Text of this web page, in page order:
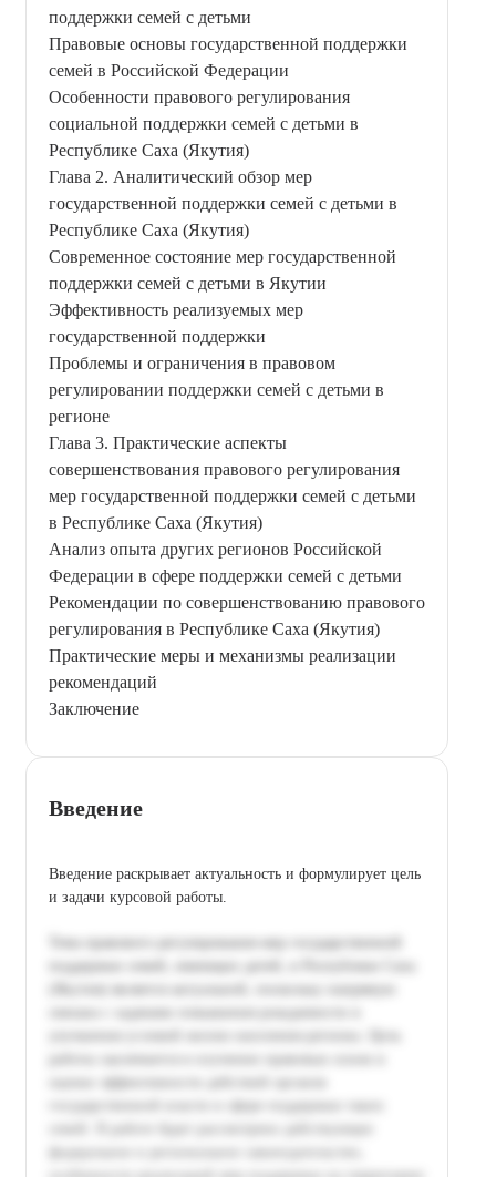
поддержки семей с детьми
Правовые основы государственной поддержки
семей в Российской Федерации
Особенности правового регулирования
социальной поддержки семей с детьми в
Республике Саха (Якутия)
Глава 2. Аналитический обзор мер
государственной поддержки семей с детьми в
Республике Саха (Якутия)
Современное состояние мер государственной
поддержки семей с детьми в Якутии
Эффективность реализуемых мер
государственной поддержки
Проблемы и ограничения в правовом
регулировании поддержки семей с детьми в
регионе
Глава 3. Практические аспекты
совершенствования правового регулирования
мер государственной поддержки семей с детьми
в Республике Саха (Якутия)
Анализ опыта других регионов Российской
Федерации в сфере поддержки семей с детьми
Рекомендации по совершенствованию правового
регулирования в Республике Саха (Якутия)
Практические меры и механизмы реализации
рекомендаций
Заключение
Введение
Введение раскрывает актуальность и формулирует цель
и задачи курсовой работы.